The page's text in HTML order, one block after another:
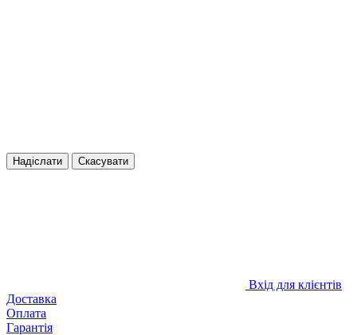
Надіслати Скасувати
Вхід для клієнтів
Доставка
Оплата
Гарантія